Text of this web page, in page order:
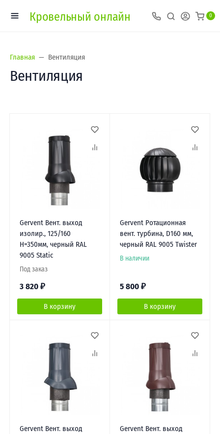
Кровельный онлайн 0
Главная Вентиляция
Вентиляция
Gervent Вент. выход
изолир., 125/160
Н=350мм, черный RAL
9005 Static
Под заказ
3 820 ₽
В корзину
Gervent Ротационная
вент. турбина, D160 мм,
черный RAL 9005 Twister
В наличии
5 800 ₽
В корзину
Gervent Вент. выход
Gervent Вент. выход